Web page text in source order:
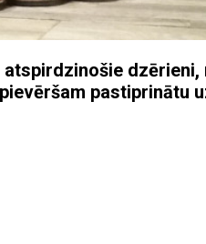
dzērieni,
pastiprinātu